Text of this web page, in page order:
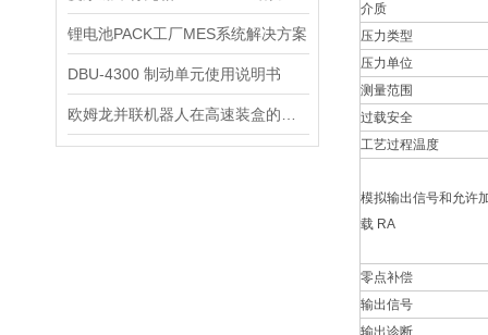
锂电池PACK工厂MES系统解决方案
DBU-4300 制动单元使用说明书
介质
压力类型
压力单位
测量范围
过载安全
工艺过程温度
模拟输出信号和允许
载 RA
零点补偿
输出信号
输出诊断